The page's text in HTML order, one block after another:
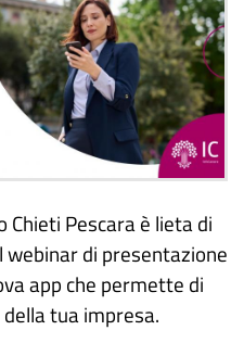
Chieti Pescara è lieta di
di presentazione
app che permette di
tua impresa.